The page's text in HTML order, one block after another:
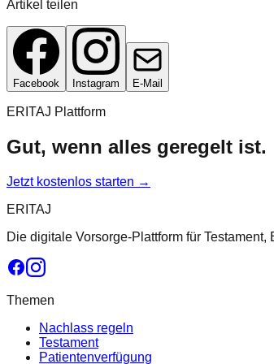
Artikel teilen
Facebook Instagram E-Mail
ERITAJ Plattform
Gut, wenn alles geregelt ist.
Jetzt kostenlos starten →
ERITAJ
Die digitale Vorsorge-Plattform für
Themen
Nachlass regeln
Testament
Patientenverfügung